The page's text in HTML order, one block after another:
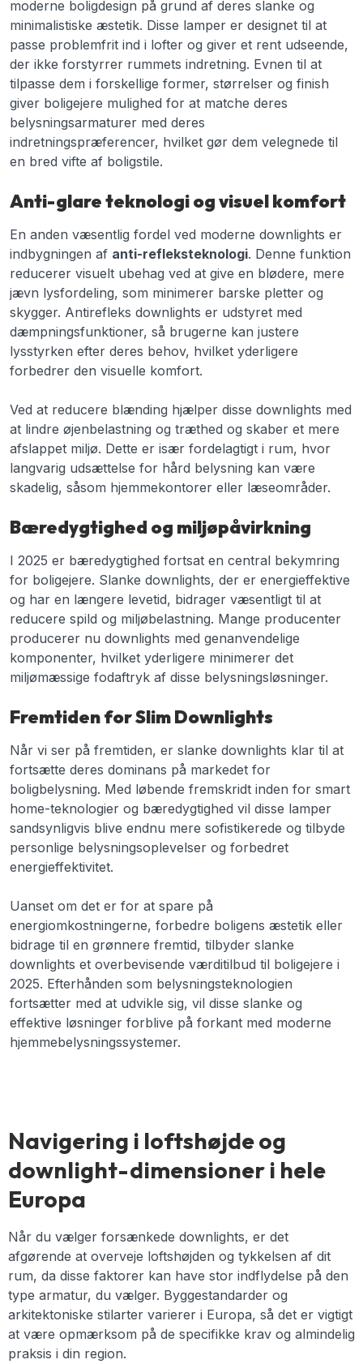
moderne boligdesign på grund af deres slanke og
minimalistiske æstetik. Disse lamper er designet til at
passe problemfrit ind i lofter og giver et rent udseende,
der ikke forstyrrer rummets indretning. Evnen til at
tilpasse dem i forskellige former, størrelser og finish
giver boligejere mulighed for at matche deres
belysningsarmaturer med deres
indretningspræferencer, hvilket gør dem velegnede til
en bred vifte af boligstile.
Anti-glare teknologi og visuel komfort
En anden væsentlig fordel ved moderne downlights er
indbygningen af anti-refleksteknologi. Denne funktion
reducerer visuelt ubehag ved at give en blødere, mere
jævn lysfordeling, som minimerer barske pletter og
skygger. Antirefleks downlights er udstyret med
dæmpningsfunktioner, så brugerne kan justere
lysstyrken efter deres behov, hvilket yderligere
forbedrer den visuelle komfort.
Ved at reducere blænding hjælper disse downlights med
at lindre øjenbelastning og træthed og skaber et mere
afslappet miljø. Dette er især fordelagtigt i rum, hvor
langvarig udsættelse for hård belysning kan være
skadelig, såsom hjemmekontorer eller læseområder.
Bæredygtighed og miljøpåvirkning
I 2025 er bæredygtighed fortsat en central bekymring
for boligejere. Slanke downlights, der er energieffektive
og har en længere levetid, bidrager væsentligt til at
reducere spild og miljøbelastning. Mange producenter
producerer nu downlights med genanvendelige
komponenter, hvilket yderligere minimerer det
miljømæssige fodaftryk af disse belysningsløsninger.
Fremtiden for Slim Downlights
Når vi ser på fremtiden, er slanke downlights klar til at
fortsætte deres dominans på markedet for
boligbelysning. Med løbende fremskridt inden for smart
home-teknologier og bæredygtighed vil disse lamper
sandsynligvis blive endnu mere sofistikerede og tilbyde
personlige belysningsoplevelser og forbedret
energieffektivitet.
Uanset om det er for at spare på
energiomkostningerne, forbedre boligens æstetik eller
bidrage til en grønnere fremtid, tilbyder slanke
downlights et overbevisende værditilbud til boligejere i
2025. Efterhånden som belysningsteknologien
fortsætter med at udvikle sig, vil disse slanke og
effektive løsninger forblive på forkant med moderne
hjemmebelysningssystemer.
Navigering i loftshøjde og
downlight-dimensioner i hele
Europa
Når du vælger forsænkede downlights, er det
afgørende at overveje loftshøjden og tykkelsen af dit
rum, da disse faktorer kan have stor indflydelse på den
type armatur, du vælger. Byggestandarder og
arkitektoniske stilarter varierer i Europa, så det er vigtigt
at være opmærksom på de specifikke krav og almindelig
praksis i din region.